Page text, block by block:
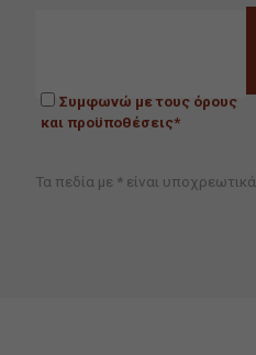
Συμφωνώ με τους όρους
και προϋποθέσεις*
Τα πεδία με * είναι υποχρεωτικά